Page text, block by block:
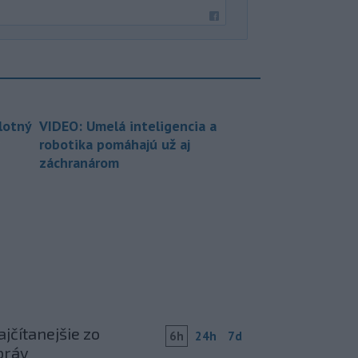
VIDEO: Umelá inteligencia a
robotika pomáhajú už aj
záchranárom
zo
6h 24h 7d